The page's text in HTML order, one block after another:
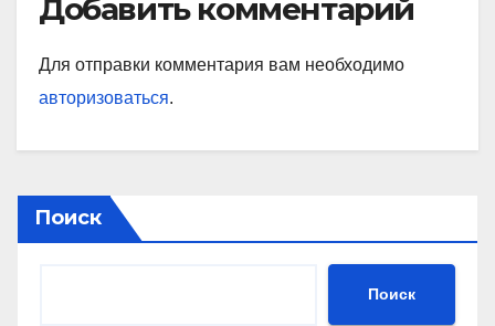
Добавить комментарий
Для отправки комментария вам необходимо
авторизоваться.
Поиск
Поиск